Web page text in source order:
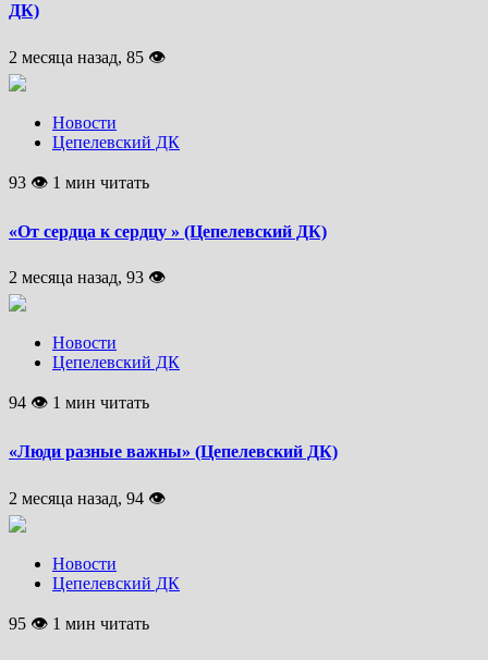
ДК)
2 месяца назад, 85 👁
Новости
Цепелевский ДК
93 👁 1 мин читать
«От сердца к сердцу » (Цепелевский ДК)
2 месяца назад, 93 👁
Новости
Цепелевский ДК
94 👁 1 мин читать
«Люди разные важны» (Цепелевский ДК)
2 месяца назад, 94 👁
Новости
Цепелевский ДК
95 👁 1 мин читать